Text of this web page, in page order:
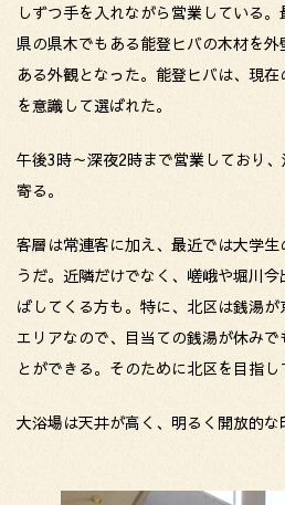
しずつ手を入れながら営業している
県の県木でもある能登ヒバの木材を
ある外観となった。能登ヒバは、現
を意識して選ばれた。
午後3時～深夜2時まで営業しており
寄る。
客層は常連客に加え、最近では大学
うだ。近隣だけでなく、嵯峨や堀川
ばしてくる方も。特に、北区は銭湯
エリアなので、目当ての銭湯が休み
とができる。そのために北区を目指し
大浴場は天井が高く、明るく開放的な